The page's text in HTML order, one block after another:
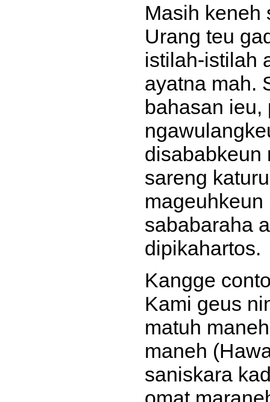
Masih keneh
Urang teu
istilah-istilah
ayatna mah.
bahasan ieu,
disababkeun
sareng
sababaraha
dipikahartos.
Kangge
Kami geus
matuh
maneh
saniskara